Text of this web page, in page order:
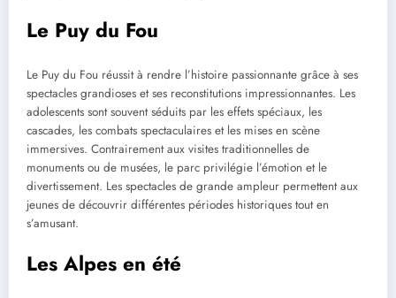
Le Puy du Fou
Le Puy du Fou réussit à rendre l’histoire passionnante grâce à ses
spectacles grandioses et ses reconstitutions impressionnantes. Les
adolescents sont souvent séduits par les effets spéciaux, les
cascades, les combats spectaculaires et les mises en scène
immersives. Contrairement aux visites traditionnelles de
monuments ou de musées, le parc privilégie l’émotion et le
divertissement. Les spectacles de grande ampleur permettent aux
jeunes de découvrir différentes périodes historiques tout en
s’amusant.
Les Alpes en été